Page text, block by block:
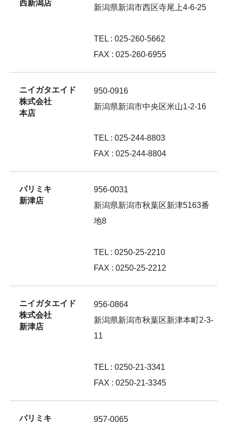
西新潟店
新潟県新潟市西区寺尾上4-6-25
TEL : 025-260-5662
FAX : 025-260-6955
ニイガタエイド
株式会社
本店
950-0916
新潟県新潟市中央区米山1-2-16
TEL : 025-244-8803
FAX : 025-244-8804
パリミキ
新津店
956-0031
新潟県新潟市秋葉区新津5163番
地8
TEL : 0250-25-2210
FAX : 0250-25-2212
ニイガタエイド
株式会社
新津店
956-0864
新潟県新潟市秋葉区新津本町2-3-
11
TEL : 0250-21-3341
FAX : 0250-21-3345
パリミキ 957-0065